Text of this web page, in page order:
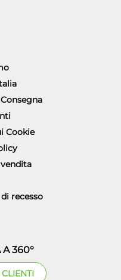
Cookie
recesso
A 360°